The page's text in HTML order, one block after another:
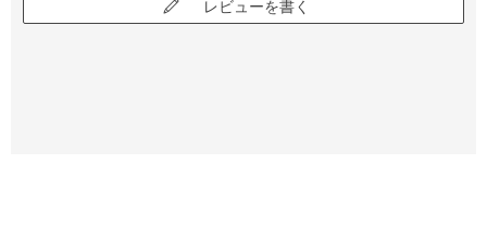
レビューを書く